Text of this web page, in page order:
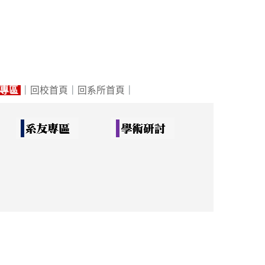
區 回校首頁 回系所首頁